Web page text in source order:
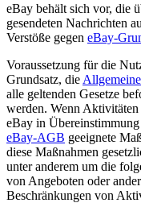
eBay behält sich vor, die
gesendeten Nachrichten
Verstöße gegen eBay-
Voraussetzung für die
Grundsatz, die
alle geltenden Gesetze
werden. Wenn
eBay in
eBay-AGB geeignete
diese Maßnahmen
unter anderem um die
von Angeboten oder
Beschränkungen von